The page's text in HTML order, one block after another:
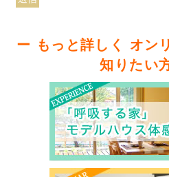
ー もっと詳しく オン
知りたい